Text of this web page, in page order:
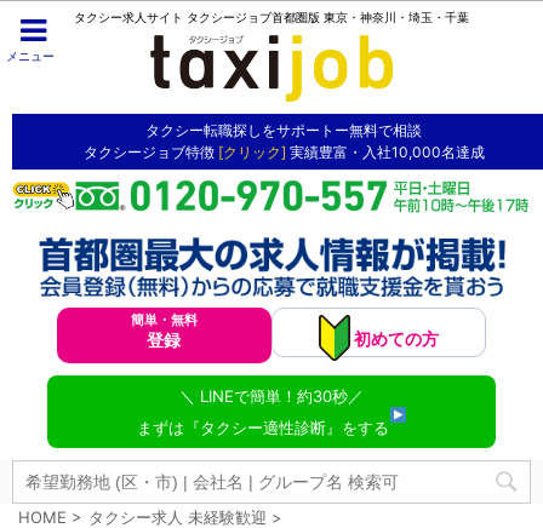
メニュー
タクシー求人サイト タクシージョブ首都圏版 東京・神奈川・埼玉・千葉
タクシー転職探しをサポートー無料で相談
タクシージョブ特徴 [クリック] 実績豊富・入社10,000名達成
簡単・無料
登録 初めての方
＼ LINEで簡単！約30秒／
まずは『タクシー適性診断』をする
HOME > タクシー求人 未経験歓迎 >